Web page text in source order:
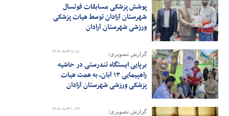
پوشش پزشکی مسابقات فوتسال
شهرستان آرادان توسط هیات پزشکی
ورزشی شهرستان آرادان
۱۴۰۴-۰۸-۱۴ ۱۱:۱۵ گزارش تصویری/
برپایی ایستگاه تندرستی در حاشیه
راهپیمایی ۱۳ آبان، به همت هیات
پزشکی ورزشی شهرستان آرادان
۱۴۰۴-۰۸-۱۴ ۱۰:۳۶ گزارش تصویری/